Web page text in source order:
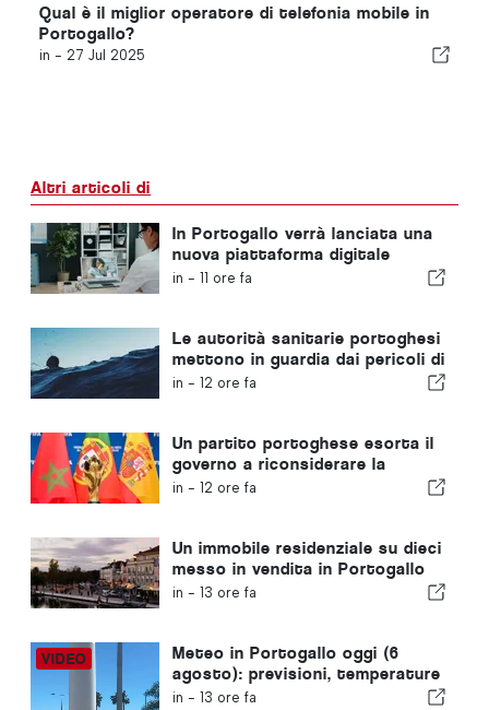
Qual è il miglior operatore di telefonia mobile in
Portogallo?
in - 27 Jul 2025
Altri articoli di
In Portogallo verrà lanciata una
nuova piattaforma digitale
dedicata alla sanità
in - 11 ore fa
Le autorità sanitarie portoghesi
mettono in guardia dai pericoli di
annegamento
in - 12 ore fa
Un partito portoghese esorta il
governo a riconsiderare la
candidatura del Marocco a
in - 12 ore fa
Un immobile residenziale su dieci
messo in vendita in Portogallo
viene venduto in meno di una
in - 13 ore fa
Meteo in Portogallo oggi (6
agosto): previsioni, temperature
e cosa aspettarsi
in - 13 ore fa